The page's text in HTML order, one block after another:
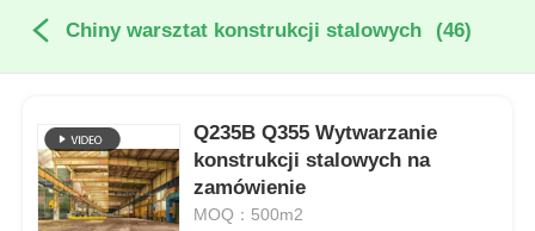
Chiny warsztat konstrukcji stalowych (46)
Q235B Q355 Wytwarzanie
konstrukcji stalowych na
zamówienie
MOQ：500m2